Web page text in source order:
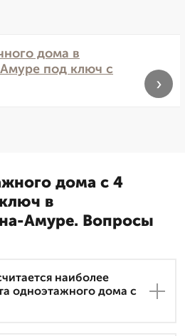
дома в
под ключ с
›
дома с 4
в
Амуре. Вопросы
наиболее
одноэтажного дома с